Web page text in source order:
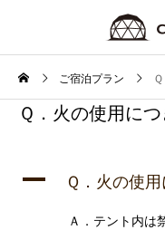
ご宿泊プラン
Ｑ．火の使用に
A Ｑ．火の使
Ａ．テント内は